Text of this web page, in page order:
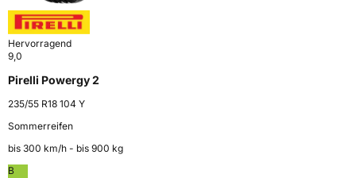
Hervorragend
9,0
Pirelli Powergy 2
235/55 R18 104 Y
Sommerreifen
bis 300 km⁠/⁠h - bis 900 kg
B